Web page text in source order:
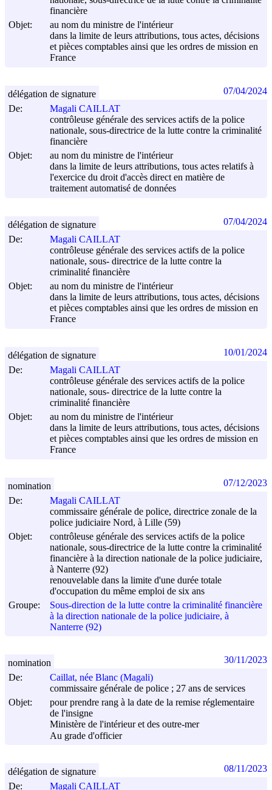
financière
Objet:
au nom du ministre de l'intérieur
dans la limite de leurs attributions, tous actes, décisions
et pièces comptables ainsi que les ordres de mission en
France
De:
Magali CAILLAT
contrôleuse générale des services actifs de la police
nationale, sous-directrice de la lutte contre la criminalité
financière
Objet:
au nom du ministre de l'intérieur
dans la limite de leurs attributions, tous actes relatifs à
l'exercice du droit d'accès direct en matière de
traitement automatisé de données
délégation de signature 07/04/2024
De:
Magali CAILLAT
contrôleuse générale des services actifs de la police
nationale, sous- directrice de la lutte contre la
criminalité financière
Objet:
au nom du ministre de l'intérieur
dans la limite de leurs attributions, tous actes, décisions
et pièces comptables ainsi que les ordres de mission en
France
délégation de signature 07/04/2024
De:
Magali CAILLAT
contrôleuse générale des services actifs de la police
nationale, sous- directrice de la lutte contre la
criminalité financière
Objet:
au nom du ministre de l'intérieur
dans la limite de leurs attributions, tous actes, décisions
et pièces comptables ainsi que les ordres de mission en
France
délégation de signature 10/01/2024
De:
Magali CAILLAT
commissaire générale de police, directrice zonale de la
police judiciaire Nord, à Lille (59)
Objet:
contrôleuse générale des services actifs de la police
nationale, sous-directrice de la lutte contre la criminalité
financière à la direction nationale de la police judiciaire,
à Nanterre (92)
renouvelable dans la limite d'une durée totale
d'occupation du même emploi de six ans
Groupe:
Sous-direction de la lutte contre la criminalité financière
à la direction nationale de la police judiciaire, à
Nanterre (92)
nomination 07/12/2023
De:
Caillat, née Blanc (Magali)
commissaire générale de police ; 27 ans de services
Objet:
pour prendre rang à la date de la remise réglementaire
de l'insigne
Ministère de l'intérieur et des outre-mer
Au grade d'officier
nomination 30/11/2023
De:
Magali CAILLAT
délégation de signature 08/11/2023